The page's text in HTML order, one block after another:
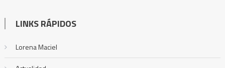
LINKS RÁPIDOS
Lorena Maciel